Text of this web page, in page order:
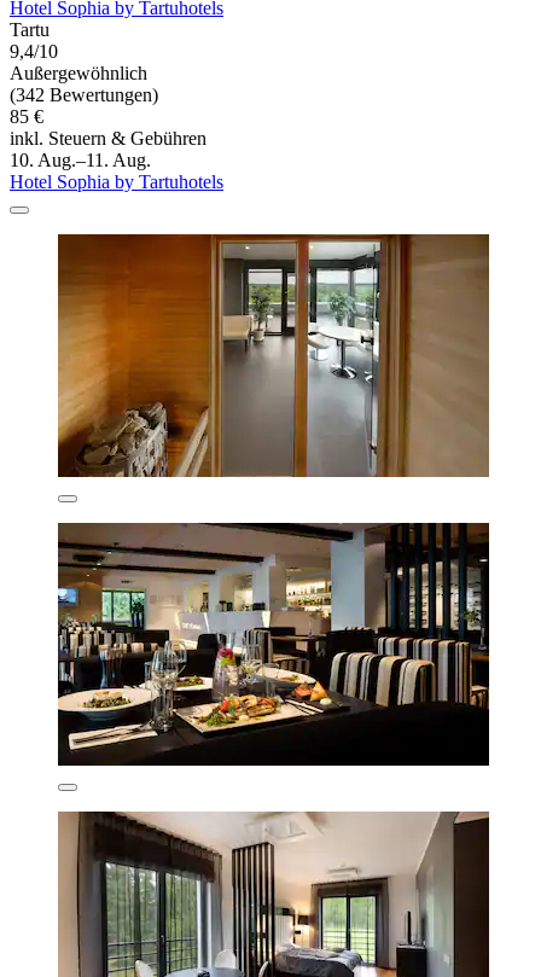
Hotel Sophia by Tartuhotels
Tartu
9,4/10
Außergewöhnlich
(342 Bewertungen)
85 €
inkl. Steuern & Gebühren
10. Aug.–11. Aug.
Hotel Sophia by Tartuhotels